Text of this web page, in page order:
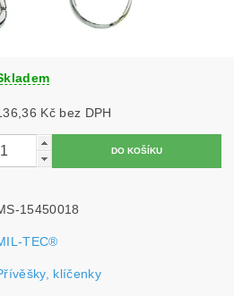
136,36 Kč bez DPH
15450018
TEC®
klíčenky